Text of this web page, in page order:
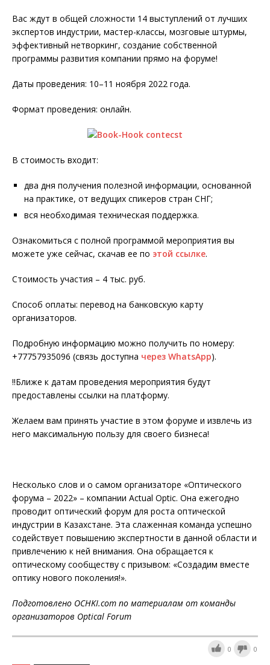
Вас ждут в общей сложности 14 выступлений от лучших
экспертов индустрии, мастер-классы, мозговые штурмы,
эффективный нетворкинг, создание собственной
программы развития компании прямо на форуме!
Даты проведения: 10–11 ноября 2022 года.
Формат проведения: онлайн.
В стоимость входит:
два дня получения полезной информации, основанной
на практике, от ведущих спикеров стран СНГ;
вся необходимая техническая поддержка.
Ознакомиться с полной программой мероприятия вы
можете уже сейчас, скачав ее по этой ссылке.
Стоимость участия – 4 тыс. руб.
Способ оплаты: перевод на банковскую карту
организаторов.
Подробную информацию можно получить по номеру:
+77757935096 (связь доступна через WhatsApp).
‼️Ближе к датам проведения мероприятия будут
предоставлены ссылки на платформу.
Желаем вам принять участие в этом форуме и извлечь из
него максимальную пользу для своего бизнеса!
Несколько слов и о самом организаторе «Оптического
форума – 2022» – компании Actual Optic. Она ежегодно
проводит оптический форум для роста оптической
индустрии в Казахстане. Эта слаженная команда успешно
содействует повышению экспертности в данной области и
привлечению к ней внимания. Она обращается к
оптическому сообществу с призывом: «Создадим вместе
оптику нового поколения!».
Подготовлено OCHKI.com по материалам от команды
организаторов Optical Forum
0 0